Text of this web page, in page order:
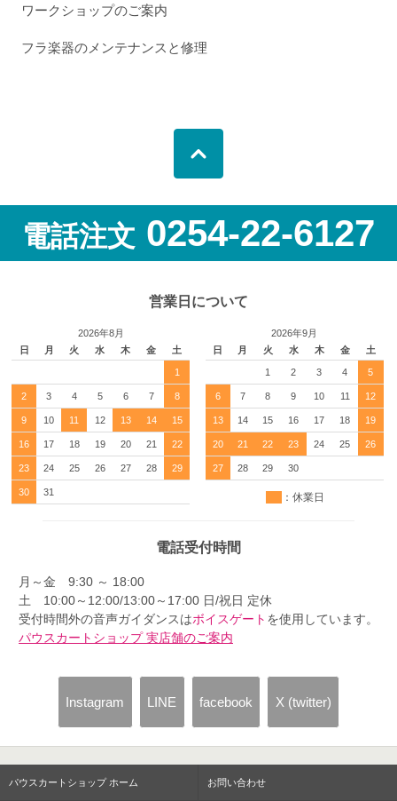
ワークショップのご案内
フラ楽器のメンテナンスと修理
電話注文 0254-22-6127
営業日について
2026年8月
日
月 火 水 木 金 土
1
2 3 4 5 6 7 8
9 10 11 12 13 14 15
16 17 18 19 20 21 22
23 24 25 26 27 28 29
30 31
2026年9月
日
月 火 水 木 金 土
1 2 3 4 5
6 7 8 9 10 11 12
13 14 15 16 17 18 19
20 21 22 23 24 25 26
27 28 29 30
：休業日
電話受付時間
月～金 9:30 ～ 18:00
土 10:00～12:00/13:00～17:00 日/祝日 定休
受付時間外の音声ガイダンスはボイスゲート を使用しています。
パウスカートショップ 実店舗のご案内
Instagram LINE facebook X (twitter)
パウスカートショップ ホーム お問い合わせ